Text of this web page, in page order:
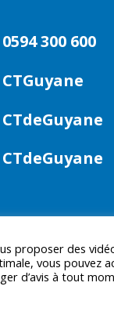
0594 300 600
CTGuyane
CTdeGuyane
CTdeGuyane
proposer des
vous pouvez
d’avis à tout